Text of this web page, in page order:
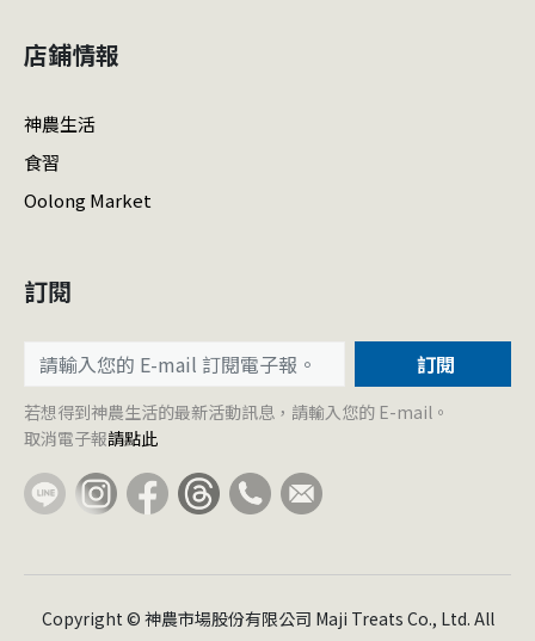
店鋪情報
神農生活
食習
Oolong Market
訂閱
訂閱
若想得到神農生活的最新活動訊息，請輸入您的 E-mail。
取消電子報請點此
Copyright © 神農市場股份有限公司 Maji Treats Co., Ltd. All